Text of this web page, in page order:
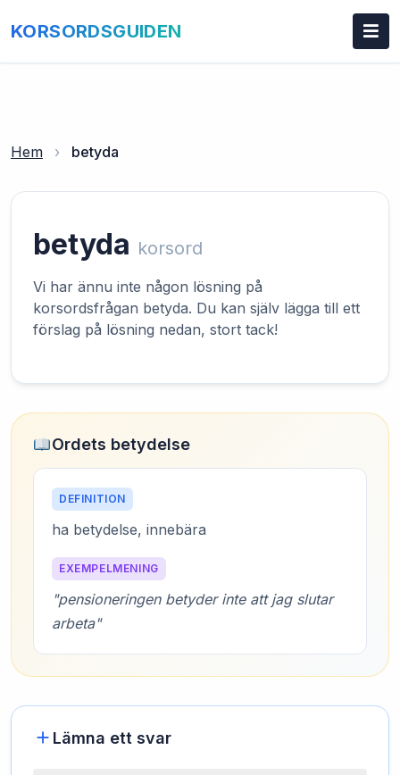
KORSORDSGUIDEN
Hem › betyda
betyda korsord
Vi har ännu inte någon lösning på
korsordsfrågan betyda. Du kan själv lägga till ett
förslag på lösning nedan, stort tack!
Ordets betydelse
DEFINITION
ha betydelse, innebära
EXEMPELMENING
"pensioneringen betyder inte att jag slutar
arbeta"
Lämna ett svar